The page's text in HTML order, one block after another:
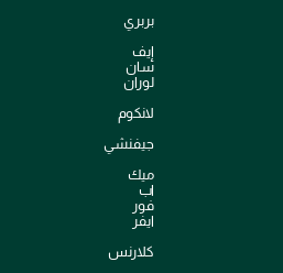
بربري
إيف
سان
لوران
لانكوم
جيفنشي
ميك
اب
فور
ايفر
كلارنس